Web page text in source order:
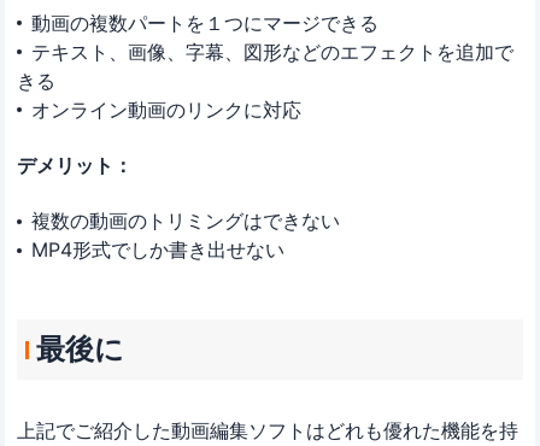
動画の複数パートを１つにマージできる
テキスト、画像、字幕、図形などのエフェクトを追加で
きる
オンライン動画のリンクに対応
デメリット：
複数の動画のトリミングはできない
MP4形式でしか書き出せない
最後に
上記でご紹介した動画編集ソフトはどれも優れた機能を持